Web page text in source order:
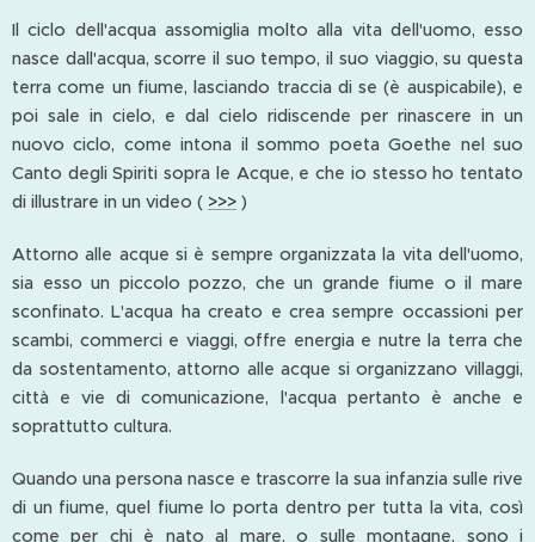
Il ciclo dell'acqua assomiglia molto alla vita dell'uomo, esso
nasce dall'acqua, scorre il suo tempo, il suo viaggio, su questa
terra come un fiume, lasciando traccia di se (è auspicabile), e
poi sale in cielo, e dal cielo ridiscende per rinascere in un
nuovo ciclo, come intona il sommo poeta Goethe nel suo
Canto degli Spiriti sopra le Acque, e che io stesso ho tentato
di illustrare in un video ( >>> )
Attorno alle acque si è sempre organizzata la vita dell'uomo,
sia esso un piccolo pozzo, che un grande fiume o il mare
sconfinato. L'acqua ha creato e crea sempre occassioni per
scambi, commerci e viaggi, offre energia e nutre la terra che
da sostentamento, attorno alle acque si organizzano villaggi,
città e vie di comunicazione, l'acqua pertanto è anche e
soprattutto cultura.
Quando una persona nasce e trascorre la sua infanzia sulle rive
di un fiume, quel fiume lo porta dentro per tutta la vita, così
come per chi è nato al mare, o sulle montagne, sono i